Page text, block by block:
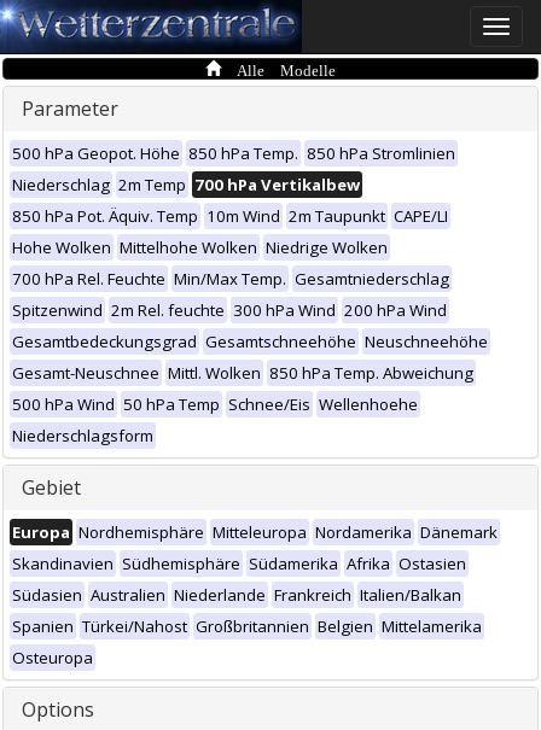
Toggle
Alle Modelle
Parameter
500 hPa Geopot. Höhe 850 hPa Temp. 850 hPa Stromlinien
Niederschlag 2m Temp 700 hPa Vertikalbew
850 hPa Pot. Äquiv. Temp 10m Wind 2m Taupunkt CAPE/LI
Hohe Wolken Mittelhohe Wolken Niedrige Wolken
700 hPa Rel. Feuchte Min/Max Temp. Gesamtniederschlag
Spitzenwind 2m Rel. feuchte 300 hPa Wind 200 hPa Wind
Gesamtbedeckungsgrad Gesamtschneehöhe Neuschneehöhe
Gesamt-Neuschnee Mittl. Wolken 850 hPa Temp. Abweichung
500 hPa Wind 50 hPa Temp Schnee/Eis Wellenhoehe
Niederschlagsform
Gebiet
Europa Nordhemisphäre Mitteleuropa Nordamerika Dänemark
Skandinavien Südhemisphäre Südamerika Afrika Ostasien
Südasien Australien Niederlande Frankreich Italien/Balkan
Spanien Türkei/Nahost Großbritannien Belgien Mittelamerika
Osteuropa
Options